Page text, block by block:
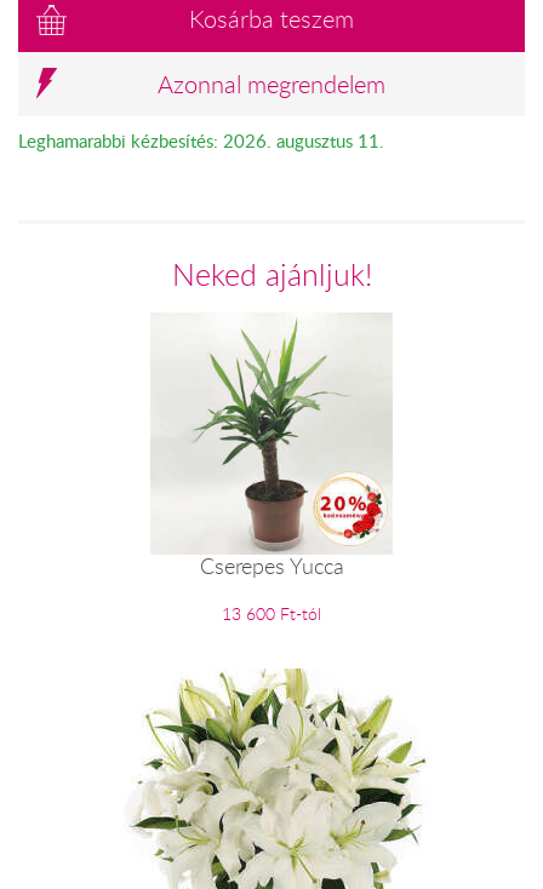
Kosárba teszem
Azonnal megrendelem
Leghamarabbi kézbesítés: 2026. augusztus 11.
Neked ajánljuk!
Cserepes Yucca
13 600 Ft-tól